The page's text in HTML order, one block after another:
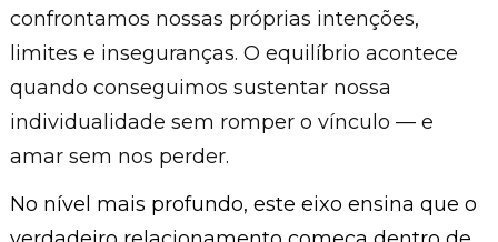
confrontamos nossas próprias intenções,
limites e inseguranças. O equilíbrio acontece
quando conseguimos sustentar nossa
individualidade sem romper o vínculo — e
amar sem nos perder.
No nível mais profundo, este eixo ensina que o